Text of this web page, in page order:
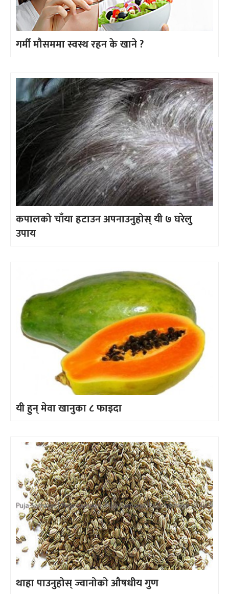
गर्मी मौसममा स्वस्थ रहन के खाने ?
कपालको चाँया हटाउन अपनाउनुहोस् यी ७ घरेलु
उपाय
यी हुन् मेवा खानुका ८ फाइदा
थाहा पाउनुहोस् ज्वानोको औषधीय गुण